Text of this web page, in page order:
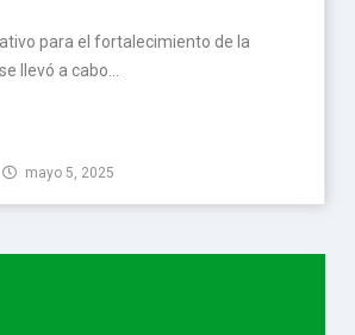
para el fortalecimiento de la
llevó a cabo...
mayo 5, 2025